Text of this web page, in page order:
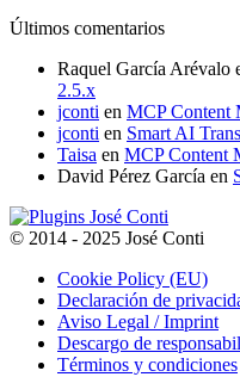
Últimos comentarios
Raquel García Arévalo
2.5.x
jconti en MCP Content
jconti en Smart AI
Taisa en MCP Content
David Pérez García en
© 2014 - 2025 José Conti
Cookie Policy (EU)
Declaración de
Aviso Legal / Imprint
Descargo de
Términos y condiciones